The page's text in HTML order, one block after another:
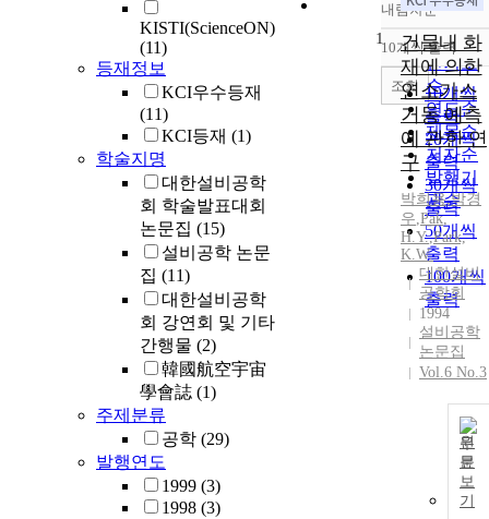
KISTI(ScienceON)
(11)
등재정보
KCI우수등재
(11)
KCI등재 (1)
학술지명
대한설비공학
회 학술발표대회
논문집 (15)
설비공학 논문
집 (11)
대한설비공학
회 강연회 및 기타
간행물 (2)
韓國航空宇宙
學會誌 (1)
주제분류
공학 (29)
발행연도
1999 (3)
1998 (3)
정확도
순
인기도
순
연도순
제목순
저자순
발행기
관순
내림차순
내림차
10개씩 출력
10개씩
출력
20개씩
출력
30개씩
출력
50개씩
출력
100개씩
출력
조회
1
건물내 화
재에 의한
연소가스
거동 예측
에 관한 연
구
박희용,박경
우,Pak,
H.Y.,Park,
K.W.
대한설비
공학회
1994
설비공학
논문집
Vol.6 No.3
원
문
보
기